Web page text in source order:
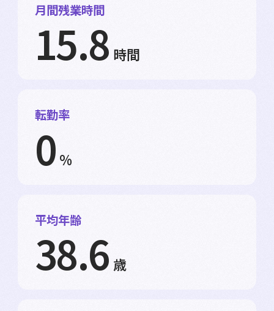
月間残業時間
15.8 時間
転勤率
0 %
平均年齢
38.6 歳